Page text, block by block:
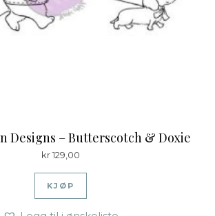
Designs – Butterscotch & Doxie
kr129,00
KJØP